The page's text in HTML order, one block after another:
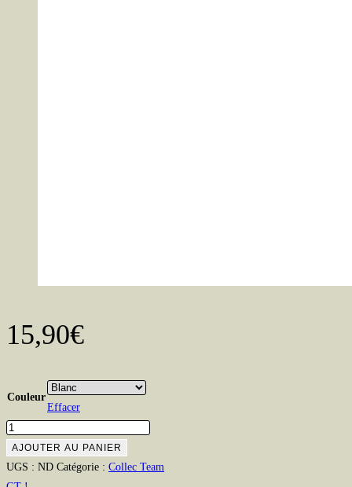
15,90€
Couleur
Effacer
quantité
de
Mug
AJOUTER AU PANIER
UGS : ND Catégorie : Collec Team